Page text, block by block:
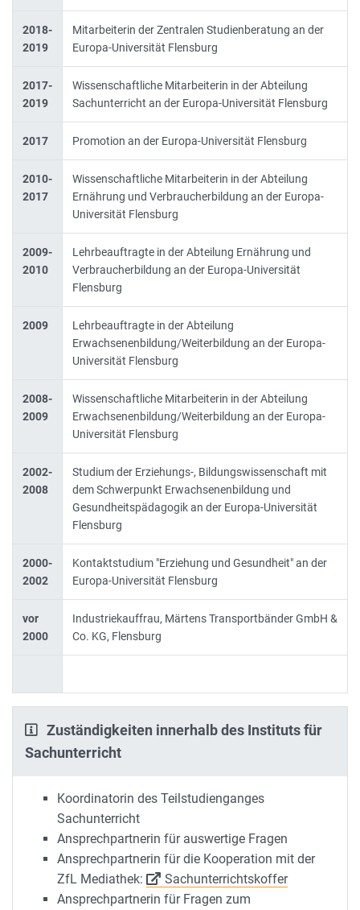
2018-
2019
Mitarbeiterin der Zentralen Studienberatung an der
Europa-Universität Flensburg
2017-
2019
Wissenschaftliche Mitarbeiterin in der Abteilung
Sachunterricht an der Europa-Universität Flensburg
2017 Promotion an der Europa-Universität Flensburg
2010-
2017
Wissenschaftliche Mitarbeiterin in der Abteilung
Ernährung und Verbraucherbildung an der Europa-
Universität Flensburg
2009-
2010
Lehrbeauftragte in der Abteilung Ernährung und
Verbraucherbildung an der Europa-Universität
Flensburg
2009
Lehrbeauftragte in der Abteilung
Erwachsenenbildung/Weiterbildung an der Europa-
Universität Flensburg
2008-
2009
Wissenschaftliche Mitarbeiterin in der Abteilung
Erwachsenenbildung/Weiterbildung an der Europa-
Universität Flensburg
2002-
2008
Studium der Erziehungs-, Bildungswissenschaft mit
dem Schwerpunkt Erwachsenenbildung und
Gesundheitspädagogik an der Europa-Universität
Flensburg
2000-
2002
Kontaktstudium "Erziehung und Gesundheit" an der
Europa-Universität Flensburg
vor
2000
Industriekauffrau, Märtens Transportbänder GmbH &
Co. KG, Flensburg
Zuständigkeiten innerhalb des Instituts für
Sachunterricht
Koordinatorin des Teilstudienganges
Sachunterricht
Ansprechpartnerin für auswertige Fragen
Ansprechpartnerin für die Kooperation mit der
ZfL Mediathek:
Sachunterrichtskoffer
Ansprechpartnerin für Fragen zum